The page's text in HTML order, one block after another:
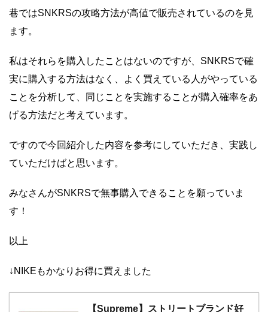
巷ではSNKRSの攻略方法が高値で販売されているのを見
ます。
私はそれらを購入したことはないのですが、SNKRSで確
実に購入する方法はなく、よく買えている人がやっている
ことを分析して、同じことを実施することが購入確率をあ
げる方法だと考えています。
ですので今回紹介した内容を参考にしていただき、実践し
ていただけばと思います。
みなさんがSNKRSで無事購入できることを願っていま
す！
以上
↓NIKEもかなりお得に買えました
【Supreme】ストリートブランド好